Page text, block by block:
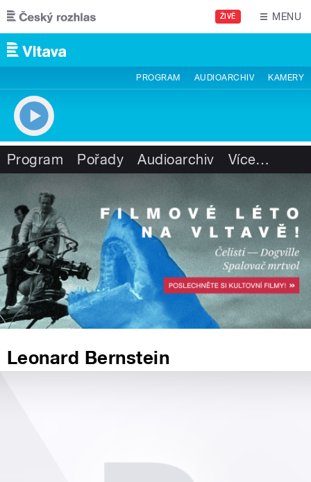
Přejít k hlavnímu obsahu
ŽIVĚ MENU
PROGRAM AUDIOARCHIV KAMERY
Program Pořady Audioarchiv Více…
Leonard Bernstein